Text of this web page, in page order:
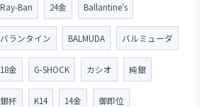
Ray-Ban 24金 Ballantine′s
バランタイン BALMUDA バルミューダ
18金 G-SHOCK カシオ 純銀
銀杯 K14 14金 御即位